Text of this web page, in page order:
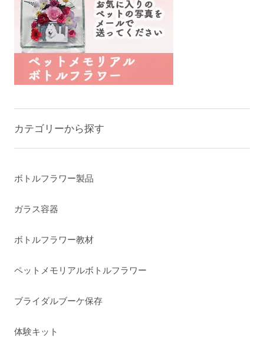
カテゴリーから探す
ボトルフラワー製品
ガラス容器
ボトルフラワー教材
ペットメモリアルボトルフラワー
ブライダルブーケ保存
体験キット